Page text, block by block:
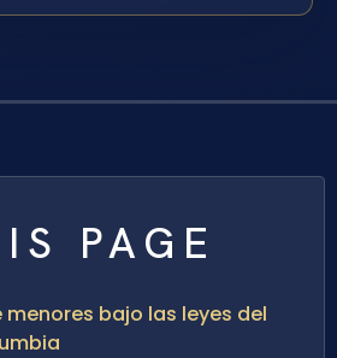
PAGE
bajo las leyes del